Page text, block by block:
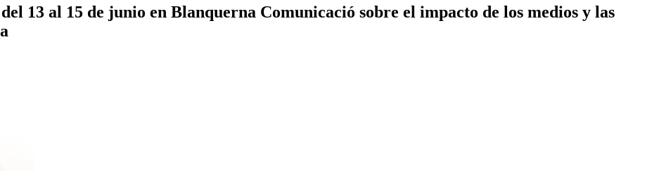
13 al 15 de junio en Blanquerna Comunicació sobre el impacto de los medios y las